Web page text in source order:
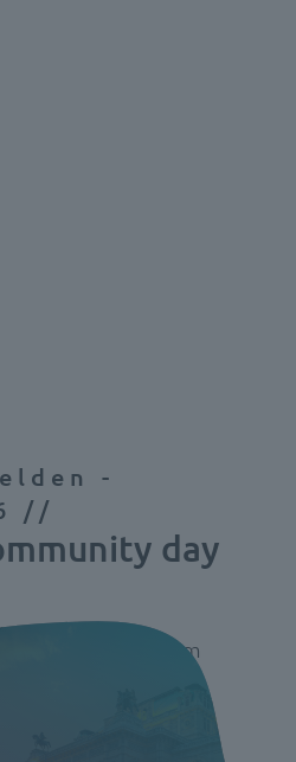
-
//
day
lädt d.velop zum